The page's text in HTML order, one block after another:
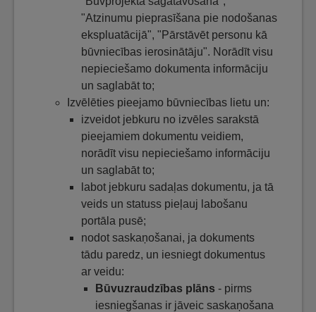
"Atzinumu pieprasīšana pie nodošanas
ekspluatācijā", "Pārstāvēt personu kā
būvniecības ierosinātāju". Norādīt visu
nepieciešamo dokumenta informāciju
un saglabāt to;
Izvēlēties pieejamo būvniecības lietu un:
izveidot jebkuru no izvēles sarakstā
pieejamiem dokumentu veidiem,
norādīt visu nepieciešamo informāciju
un saglabāt to;
labot jebkuru sadaļas dokumentu, ja tā
veids un statuss pieļauj labošanu
portāla pusē;
nodot saskaņošanai, ja dokuments
tādu paredz, un iesniegt dokumentus
ar veidu:
Būvuzraudzības plāns - pirms
iesniegšanas ir jāveic saskaņošana